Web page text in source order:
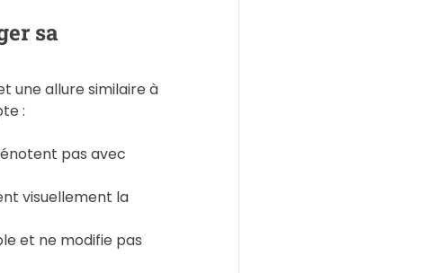
sa
une allure similaire à
:
pas avec
visuellement la
et ne modifie pas